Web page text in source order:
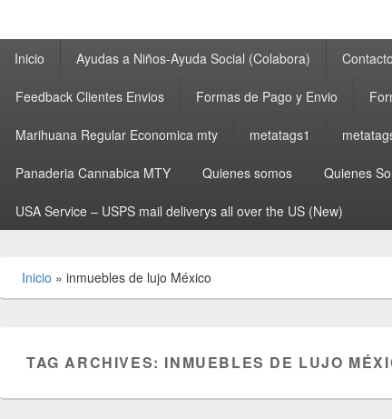
Inicio Ayudas a Niños-Ayuda Social (Colabora) Contacto
Feedback Clientes Envios Formas de Pago y Envio
Marihuana Regular Economica mty metatags1
Panaderia Cannabica MTY Quienes somos Quienes
USA Service – USPS mail deliverys all over the US (New)
Inicio » inmuebles de lujo México
TAG ARCHIVES: INMUEBLES DE LUJO